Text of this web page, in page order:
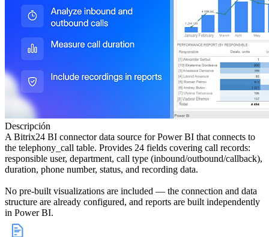
Descripción
A Bitrix24 BI connector data source for Power BI that connects to
the telephony_call table. Provides 24 fields covering call records:
responsible user, department, call type (inbound/outbound/callback),
duration, phone number, status, and recording data.
No pre-built visualizations are included — the connection and data
structure are already configured, and reports are built independently
in Power BI.